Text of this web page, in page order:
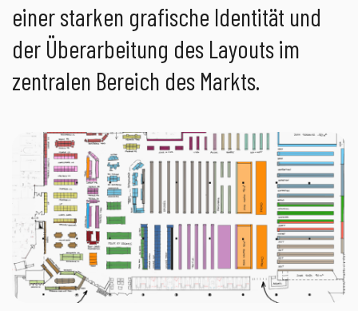
einer starken grafische Identität und
der Überarbeitung des Layouts im
zentralen Bereich des Markts.